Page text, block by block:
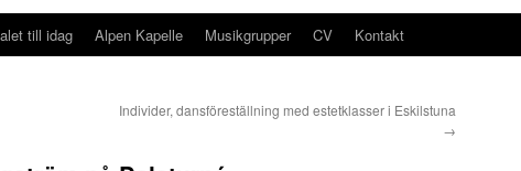
till idag Alpen Kapelle Musikgrupper CV Kontakt
Individer, dansföreställning med estetklasser i Eskilstuna
→